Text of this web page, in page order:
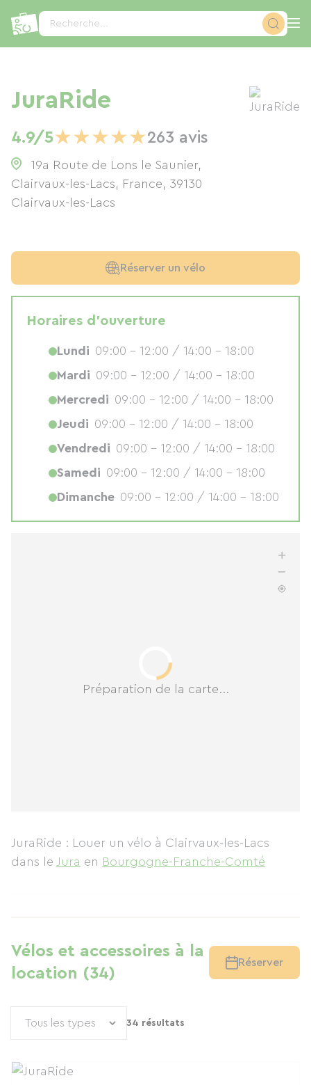
Recherche...
JuraRide
4.9/5★★★★★263 avis
19a Route de Lons le Saunier,
Clairvaux-les-Lacs, France, 39130
Clairvaux-les-Lacs
Préparation de la carte...
JuraRide : Louer un vélo à Clairvaux-les-Lacs
dans le Jura en Bourgogne-Franche-Comté
Vélos et accessoires à la
location (34)
Réserver
34 résultats
Réserver un vélo
Horaires d'ouverture
Lundi 09:00 - 12:00 / 14:00 - 18:00
Mardi 09:00 - 12:00 / 14:00 - 18:00
Mercredi 09:00 - 12:00 / 14:00 - 18:00
Jeudi 09:00 - 12:00 / 14:00 - 18:00
Vendredi 09:00 - 12:00 / 14:00 - 18:00
Samedi 09:00 - 12:00 / 14:00 - 18:00
Dimanche 09:00 - 12:00 / 14:00 - 18:00
Panneau de gestion des cookies